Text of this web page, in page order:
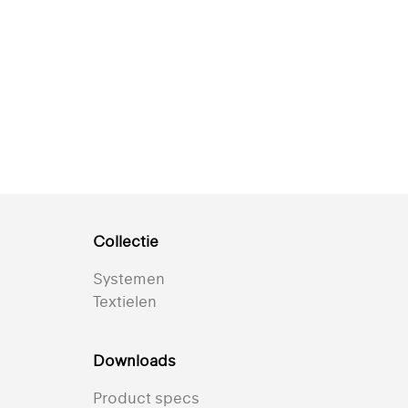
Collectie
Systemen
Textielen
Downloads
Product specs